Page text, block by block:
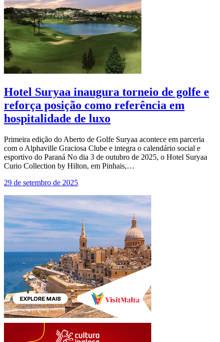
Hotel Suryaa inaugura torneio de golfe e
reforça posição como referência em
hospitalidade de luxo
Primeira edição do Aberto de Golfe Suryaa acontece em parceria
com o Alphaville Graciosa Clube e integra o calendário social e
esportivo do Paraná No dia 3 de outubro de 2025, o Hotel Suryaa
Curio Collection by Hilton, em Pinhais,…
29 de setembro de 2025